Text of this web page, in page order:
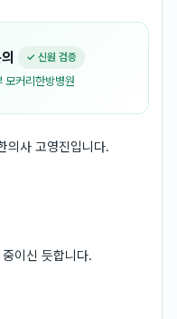
✓ 신원 검증
모커리한방병원
의사 고영진입니다.
이신 듯합니다.